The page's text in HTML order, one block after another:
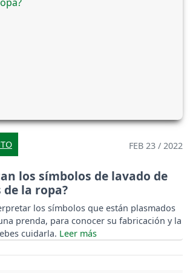
FEB 23 / 2022
los símbolos de lavado de
la ropa?
los símbolos que están plasmados
prenda, para conocer su fabricación y la
cuidarla.